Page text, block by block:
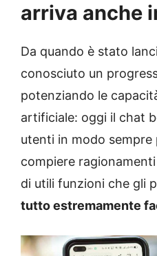
arriva anche
Da quando è stato
conosciuto un
potenziando le
artificiale: oggi il chat
utenti in modo
compiere
di utili funzioni che gli
tutto estremamente